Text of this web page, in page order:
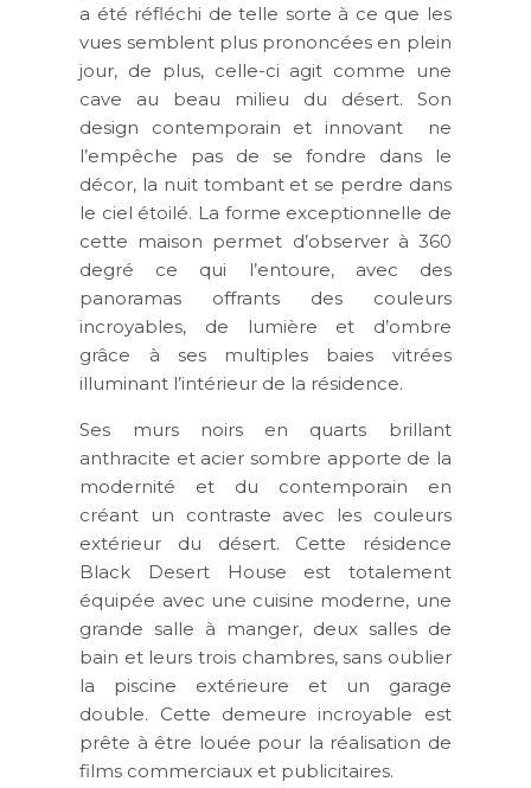
a été réfléchi de telle sorte à ce que les
vues semblent plus prononcées en plein
jour, de plus, celle-ci agit comme une
cave au beau milieu du désert. Son
design contemporain et innovant ne
l’empêche pas de se fondre dans le
décor, la nuit tombant et se perdre dans
le ciel étoilé. La forme exceptionnelle de
cette maison permet d’observer à 360
degré ce qui l’entoure, avec des
panoramas offrants des couleurs
incroyables, de lumière et d’ombre
grâce à ses multiples baies vitrées
illuminant l’intérieur de la résidence.
Ses murs noirs en quarts brillant
anthracite et acier sombre apporte de la
modernité et du contemporain en
créant un contraste avec les couleurs
extérieur du désert. Cette résidence
Black Desert House est totalement
équipée avec une cuisine moderne, une
grande salle à manger, deux salles de
bain et leurs trois chambres, sans oublier
la piscine extérieure et un garage
double. Cette demeure incroyable est
prête à être louée pour la réalisation de
films commerciaux et publicitaires.